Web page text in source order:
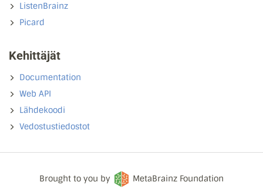
ListenBrainz
Picard
Kehittäjät
Documentation
Web API
Lähdekoodi
Vedostustiedostot
Brought to you by MetaBrainz Foundation